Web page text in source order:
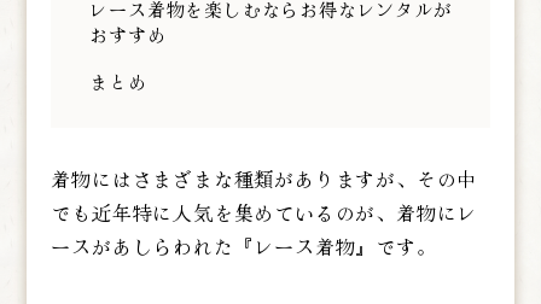
レース着物を楽しむならお得なレンタルが
おすすめ
まとめ
着物にはさまざまな種類がありますが、その中
でも近年特に人気を集めているのが、着物にレ
ースがあしらわれた『レース着物』です。